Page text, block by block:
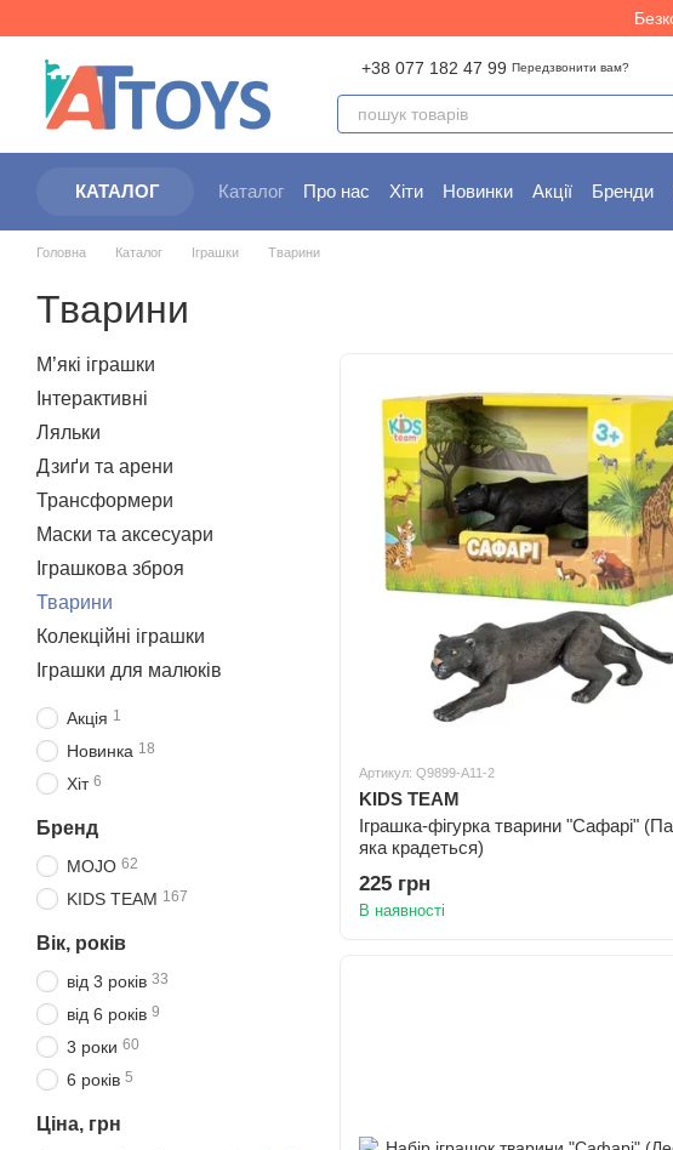
+38 077 182 47 99 Передзвонити вам?
КАТАЛОГ Каталог Про нас Хіти Новинки Акції Бренди
Головна Каталог Іграшки Тварини
Тварини
Артикул: Q9899-A11-2
KIDS TEAM
Іграшка-фігурка тварини "Сафарі"
яка крадеться)
225 грн
В наявності
М’які іграшки
Інтерактивні
Ляльки
Дзиґи та арени
Трансформери
Маски та аксесуари
Іграшкова зброя
Тварини
Колекційні іграшки
Іграшки для малюків
Акція 1
Новинка 18
Хіт 6
Бренд
MOJO 62
KIDS TEAM 167
Вік, років
від 3 років 33
від 6 років 9
3 роки 60
6 років 5
Ціна, грн